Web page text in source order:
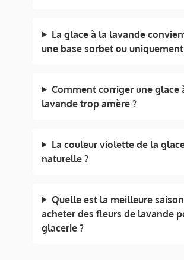
La glace à la lavande
une base sorbet ou
Comment corriger une glace
lavande trop amère ?
La couleur violette de la
naturelle ?
Quelle est la meilleure
acheter des fleurs de lavande
glacerie ?